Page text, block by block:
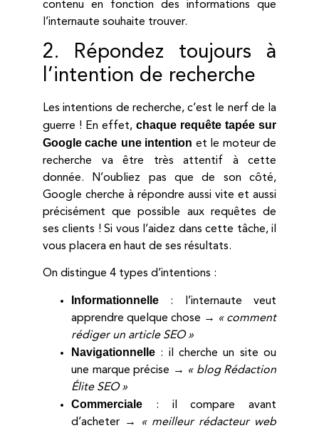
contenu en fonction des informations que
l’internaute souhaite trouver.
2. Répondez toujours à
l’intention de recherche
Les intentions de recherche, c’est le nerf de la
guerre ! En effet, chaque requête tapée sur
Google cache une intention et le moteur de
recherche va être très attentif à cette
donnée. N’oubliez pas que de son côté,
Google cherche à répondre aussi vite et aussi
précisément que possible aux requêtes de
ses clients ! Si vous l’aidez dans cette tâche, il
vous placera en haut de ses résultats.
On distingue 4 types d’intentions :
Informationnelle : l’internaute veut
apprendre quelque chose → « comment
rédiger un article SEO »
Navigationnelle : il cherche un site ou
une marque précise → « blog Rédaction
Élite SEO »
Commerciale : il compare avant
d’acheter →
« meilleur rédacteur web